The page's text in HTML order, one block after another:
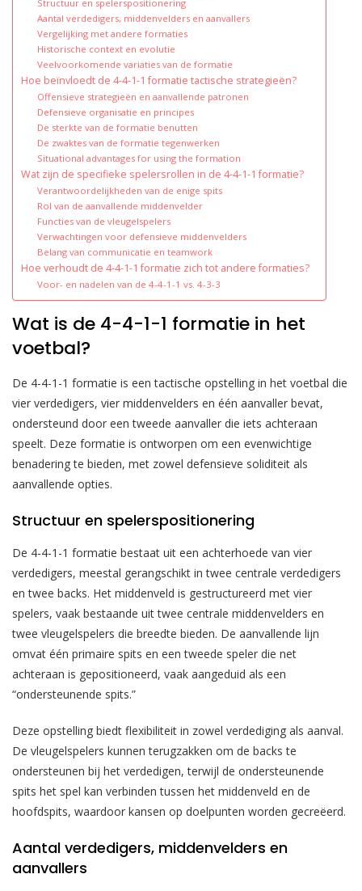
Structuur en spelerspositionering
Aantal verdedigers, middenvelders en aanvallers
Vergelijking met andere formaties
Historische context en evolutie
Veelvoorkomende variaties van de formatie
Hoe beïnvloedt de 4-4-1-1 formatie tactische strategieën?
Offensieve strategieën en aanvallende patronen
Defensieve organisatie en principes
De sterkte van de formatie benutten
De zwaktes van de formatie tegenwerken
Situational advantages for using the formation
Wat zijn de specifieke spelersrollen in de 4-4-1-1 formatie?
Verantwoordelijkheden van de enige spits
Rol van de aanvallende middenvelder
Functies van de vleugelspelers
Verwachtingen voor defensieve middenvelders
Belang van communicatie en teamwork
Hoe verhoudt de 4-4-1-1 formatie zich tot andere formaties?
Voor- en nadelen van de 4-4-1-1 vs. 4-3-3
Wat is de 4-4-1-1 formatie in het
voetbal?
De 4-4-1-1 formatie is een tactische opstelling in het voetbal die
vier verdedigers, vier middenvelders en één aanvaller bevat,
ondersteund door een tweede aanvaller die iets achteraan
speelt. Deze formatie is ontworpen om een evenwichtige
benadering te bieden, met zowel defensieve soliditeit als
aanvallende opties.
Structuur en spelerspositionering
De 4-4-1-1 formatie bestaat uit een achterhoede van vier
verdedigers, meestal gerangschikt in twee centrale verdedigers
en twee backs. Het middenveld is gestructureerd met vier
spelers, vaak bestaande uit twee centrale middenvelders en
twee vleugelspelers die breedte bieden. De aanvallende lijn
omvat één primaire spits en een tweede speler die net
achteraan is gepositioneerd, vaak aangeduid als een
“ondersteunende spits.”
Deze opstelling biedt flexibiliteit in zowel verdediging als aanval.
De vleugelspelers kunnen terugzakken om de backs te
ondersteunen bij het verdedigen, terwijl de ondersteunende
spits het spel kan verbinden tussen het middenveld en de
hoofdspits, waardoor kansen op doelpunten worden gecreëerd.
Aantal verdedigers, middenvelders en
aanvallers